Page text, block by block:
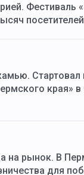
Фестиваль
посетителей
Стартовал
края» в
на рынок. В
для